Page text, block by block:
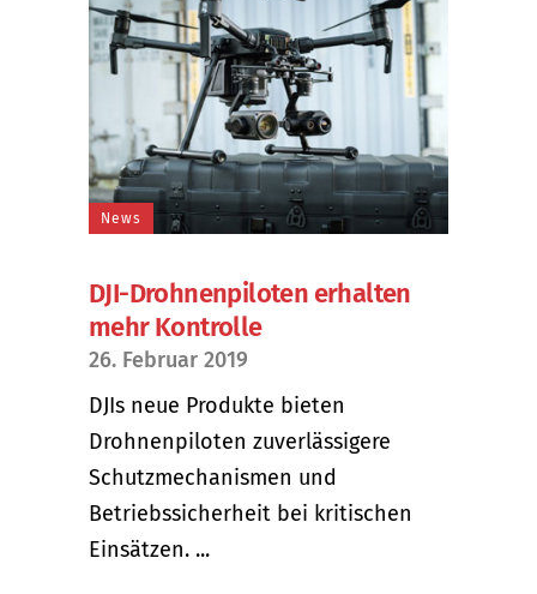
News
DJI-Drohnenpiloten erhalten
mehr Kontrolle
26. Februar 2019
DJIs neue Produkte bieten
Drohnenpiloten zuverlässigere
Schutzmechanismen und
Betriebssicherheit bei kritischen
Einsätzen. ...